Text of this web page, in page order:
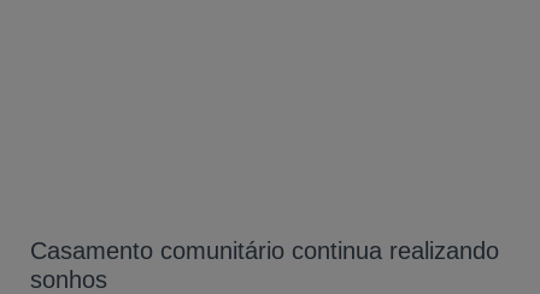
Casamento comunitário continua realizando
sonhos